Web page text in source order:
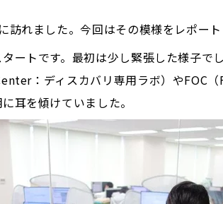
れました。今回はその模様をレポート
ートです。最初は少し緊張した様子で
：ディスカバリ専用ラボ）やFOC
耳を傾けていました。